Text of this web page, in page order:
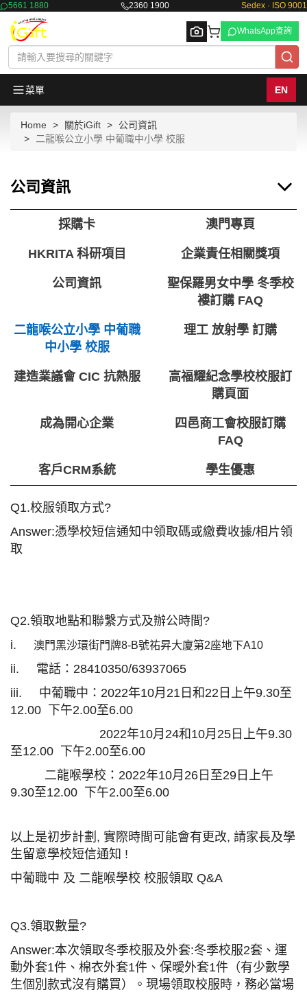
5661 1880 2360 1900 Sedex · ISO 9001
WhatsApp查詢
菜單 EN
Home 關於iGift
公司資訊
二龍喉公立小學 中葡職中小學 校服
公司資訊
採購卡 澳門專頁
HKRITA 科研項目 企業責任相關獎項
公司資訊
聖保羅男女中學 冬季校
褸訂購 FAQ
二龍喉公立小學 中葡職
中小學 校服
理工 放射學 訂購
建造業議會 CIC 抗熱服
高福耀紀念學校校服訂
購頁面
成為開心企業
四邑商工會校服訂購
FAQ
客戶CRM系統 學生優惠
Q1.校服領取方式?
Answer:憑學校短信通知中領取碼或繳費收據/相片領
取
Q2.領取地點和聯繫方式及辦公時間?
i.
澳門黑沙環街門牌8-B號祐昇大廈第2座地下A10
ii. 電話：28410350/63937065
iii. 中葡職中：2022年10月21日和22日上午9.30至
12.00 下午2.00至6.00
2022年10月24和10月25日上午9.30
至12.00 下午2.00至6.00
二龍喉學校：2022年10月26日至29日上午
9.30至12.00 下午2.00至6.00
以上是初步計劃, 實際時間可能會有更改, 請家長及學
生留意學校短信通知 !
中葡職中 及 二龍喉學校 校服領取 Q&A
Q3.領取數量?
Answer:本次領取冬季校服及外套:冬季校服2套、運
動外套1件、棉衣外套1件、保曖外套1件（有少數學
生個別款式沒有購買）。現場領取校服時，務必當場